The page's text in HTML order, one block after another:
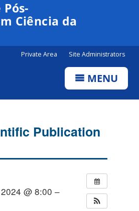
Ciência da
Private Area Site Administrators
MENU
Publication
@ 8:00 –